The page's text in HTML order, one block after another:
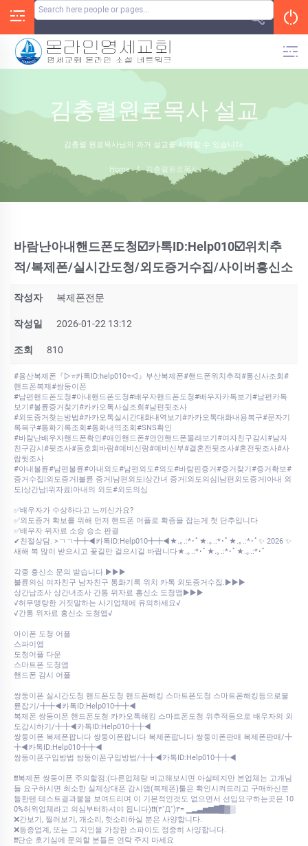
김충렬원로목사 설교
김충렬 원로목사님의 과거 설교를 시청할 수 있습니다.
Home / 김충렬원로목사
바람난아내핸드폰도청☑️카톡ID:Help010☑️위치추
적/복제폰/실시간도청/외도증거수집/사이버흥신소
작성자 복제폰전문
작성일 2026-01-22 13:12
조회 810
#용산복제폰『▷⭐카톡ID:help010⭐◁』부산복제폰#핸드폰위치추적#통신사조회#
핸드폰복제#쌍둥이폰
#남편핸드폰도청#아내핸드폰도청#배우자핸드폰도청#배우자카톡보기#남편카톡
보기#불륜증거찾기#카카오톡사실조회#남편뒷조사
#외도증거찾는방법#카카오톡실시간대화내역보기#카카오톡대화내용복구#문자기
록복구#통화기록조회#통화내역조회#SNS확인
#바람난배우자핸드폰확인#애인핸드폰#연인핸드폰몰래보기#여자친구감시#남자
친구감시#뒷조사#동호회바람#예비신랑#예비신부#결혼전뒷조사#혼전뒷조사#사
람뒷조사
#아내불륜#남편불륜#아내외도#남편외도#외도#바람핀증거#증거찾기#증거확보#
증거수집|외도증거|불륜 증거|남편외도|상간녀 증거|외도의심|남편외도증거|아내 외
도|상간남|위자료|아내의 외도#외도의심
✅배우자가 수상하다고 느끼신가요?
✅외도증거 확보를 위해 먼저 핸드폰 어플로 확증을 잡는게 첫 단추입니다
✅배우자 위자료 소송 승소 판결
✔친절상담. >ㄱㄱ╋╋◀카톡ID:Help010╋╋◀★.｡.:*･ﾟ★.｡.:*･ﾟ★.｡.:*･ﾟ✨ 2026 ✨
새해 복 많이 받으시고 꽃길만 걸으시길 바랍니다★.｡.:*･ﾟ★.｡.:*･ﾟ★.｡.:*･ﾟ
각종 흥신소 문의 받습니다.▶▶▶
불륜의심 여자친구 남자친구 통화기록 위치 카톡 외도증거수집.▶▶▶
상간남조사 상간녀조사 간통 위자료 흥신소 도청앱▶▶▶
√허무맹랑한 거짓말하는 사기업체에 유의하세요√
√간통 위자료 흥신소 도청앱√
아이폰 도청 어플
스파이앱
도청어플 다운
스마트폰 도청앱
핸드폰 감시 어플
쌍둥이폰 실시간도청 핸드폰도청 핸드폰해킹 스마트폰도청 스마트폰해킹등으로불
륜잡기/╋╋◀카톡ID:Help010╋╋◀
복제폰 쌍둥이폰 핸드폰도청 카카오톡해킹 스마트폰도청 위추적등으로 배우자의 외
도감시하기/╋╋◀카톡ID:Help010╋╋◀
쌍둥이폰 복제폰팝니다 쌍둥이폰팝니다 복제폰팝니다 쌍둥이폰판매 복제폰판매/╋
╋◀카톡ID:Help010╋╋◀
쌍둥이폰구입방법 쌍둥이폰구입방법/╋╋◀카톡ID:Help010╋╋◀
❗❗복제폰 쌍둥이폰 주의할점:(다른업체랑 비교해보시면 아실테지만 본업체는 고개님
들 요구하시면 최소한 실제상대폰 감시앱(복제폰)툴은 확인시켜드리고 구매하신분
들한텐 테스트결과물을 보여드리며 이 기본적인것도 없으면서 선입요구하는곳은 10
0%허위업체라고 의심부터하셔야 됩니다)❗❗(۳˚Д˚)۳= ▁▂▃▅▆▇█▓▒
❌간보기, 찔러보기, 개소리, 헛소리하실 분은 사양합니다.
❌동종업계, 또는 그 지인을 가장한 스파이도 정중히 사양합니다.
❗❗단순 호기심에 문의할 분들은 연락 주지 마세요